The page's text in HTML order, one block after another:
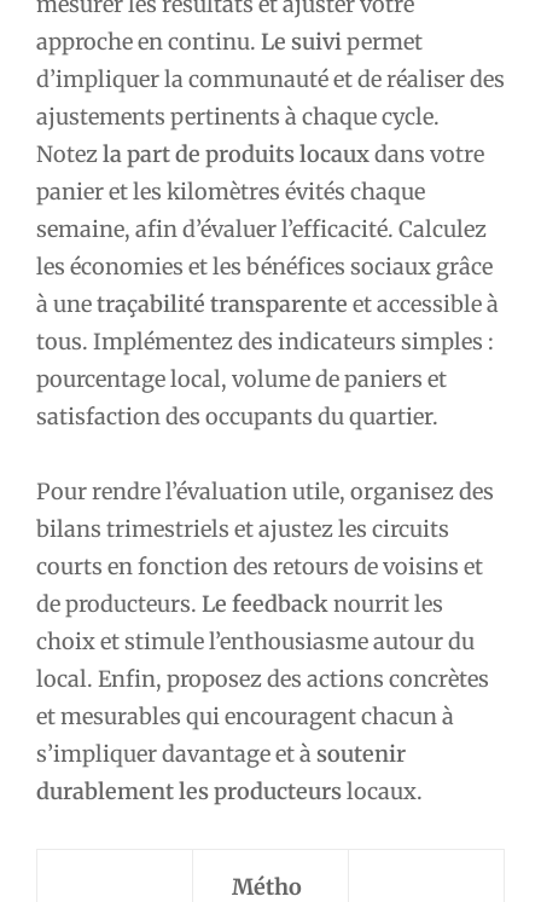
approche en continu. Le suivipermet
d’impliquer la communauté et de réaliser des
ajustements pertinents à chaque cycle.
Notezla part de produits locauxdans votre
panier et les kilomètres évités chaque
semaine, afin d’évaluer l’efficacité. Calculez
les économies et les bénéfices sociaux grâce
à unetraçabilité transparente et accessible à
tous. Implémentez des indicateurs simples :
pourcentage local, volume de paniers et
satisfaction des occupants du quartier.
Pour rendre l’évaluation utile, organisez des
bilans trimestriels et ajustez les circuits
courts en fonction des retours de voisins et
de producteurs. Le feedbacknourrit les
choix et stimule l’enthousiasme autour du
local. Enfin, proposez des actions concrètes
et mesurables qui encouragent chacun à
s’impliquer davantage et àsoutenir
durablement les producteurslocaux.
Métho